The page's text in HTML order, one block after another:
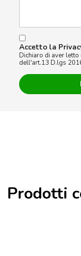
Accetto la
Dichiaro di aver letto
dell'art.13 D.lgs
Prodotti